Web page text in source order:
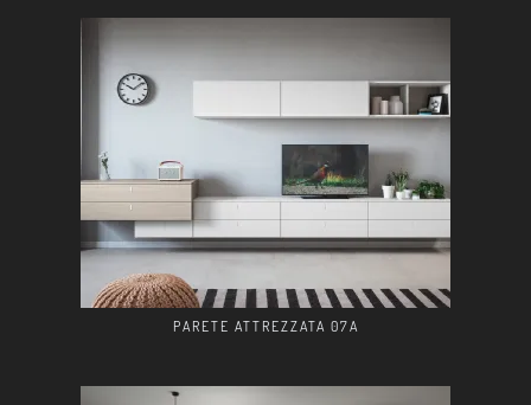
PARETE ATTREZZATA 07A